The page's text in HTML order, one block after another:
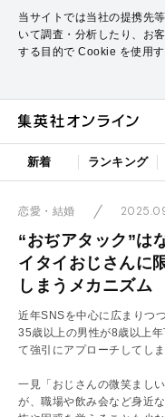
当サイトでは当社の提携先
いて調査・分析したり、お
する目的で Cookie を使用す
新着 ランキング
恋愛・結婚
“おぢアタック”は
イタイおじさんに
しまうメカニズム
近年SNSを中心に広まりつ
35歳以上の男性が8歳以上年
て強引にアプローチしてしま
一見「おじさんの微笑まし
が、職場や飲み会など身近